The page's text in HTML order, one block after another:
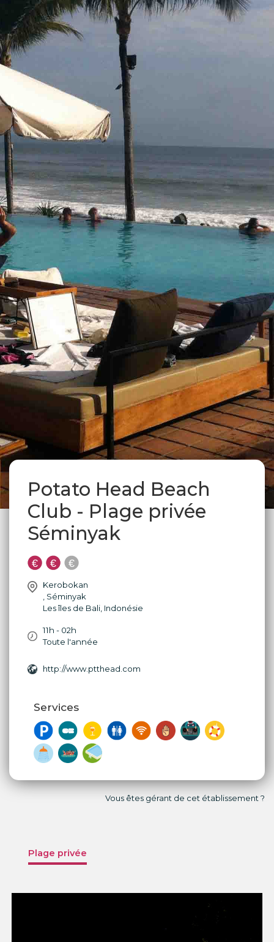
Potato Head Beach
Club - Plage privée
Séminyak
Kerobokan
Séminyak
Les îles de Bali Indonésie
11h - 02h
Toute l'année
http://www.ptthead.com
Services
Vous êtes gérant de cet établissement ?
Plage privée